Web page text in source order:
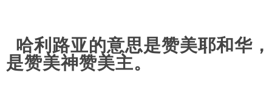
哈利路亚的意思是赞美耶和华
是赞美神赞美主。